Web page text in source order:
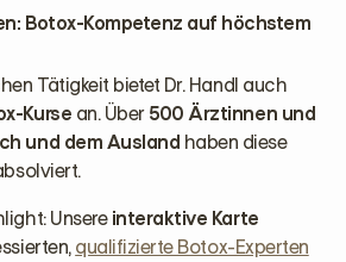
Botox-Kompetenz auf höchstem
Tätigkeit bietet Dr. Handl auch
Kurse an. Über500 Ärztinnen und
und dem Ausland haben diese
Unsereinteraktive Karte
qualifizierte Botox-Experten